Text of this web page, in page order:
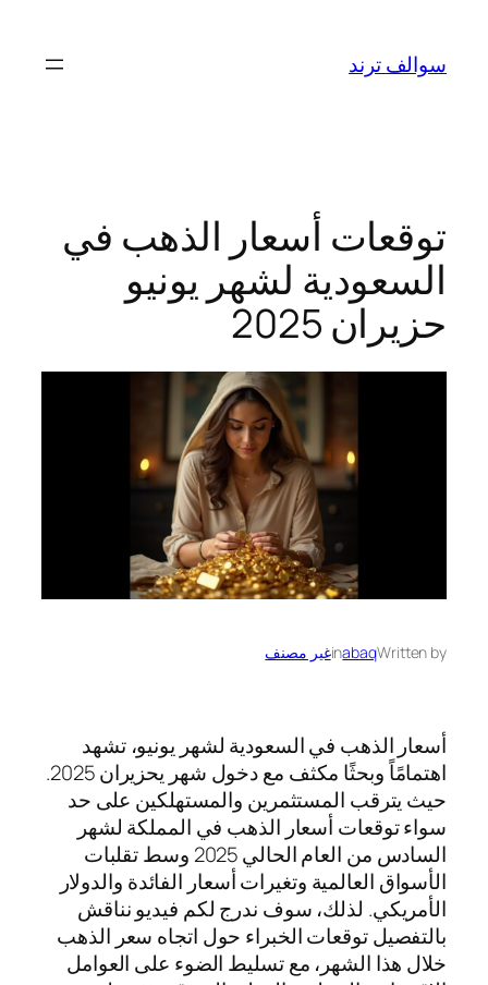
المحتوى
سوالف ترند
توقعات أسعار الذهب في
السعودية لشهر يونيو
حزيران 2025
Written by
abaq
inغير مصنف
أسعار الذهب في السعودية لشهر يونيو، تشهد
اهتمامًاً وبحثًا مكثف مع دخول شهر يحزيران 2025.
حيث يترقب المستثمرين والمستهلكين على حد
سواء توقعات أسعار الذهب في المملكة لشهر
السادس من العام الحالي 2025 وسط تقلبات
الأسواق العالمية وتغيرات أسعار الفائدة والدولار
الأمريكي. لذلك، سوف ندرج لكم فيديو نناقش
بالتفصيل توقعات الخبراء حول اتجاه سعر الذهب
خلال هذا الشهر، مع تسليط الضوء على العوامل